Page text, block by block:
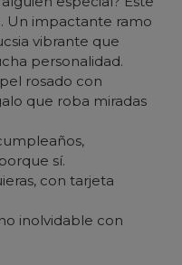
Un impactante ramo
vibrante que
personalidad.
rosado con
que roba miradas
sí.
con tarjeta
inolvidable con